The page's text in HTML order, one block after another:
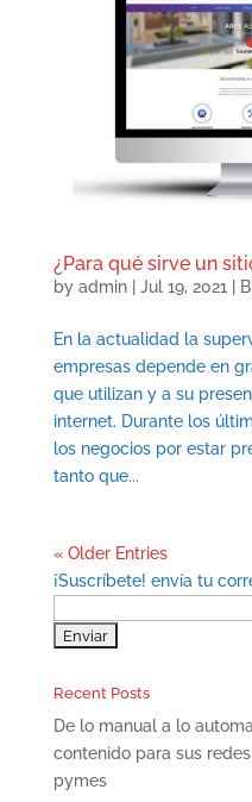
¿Para qué sirve un
by admin| Jul 19, 2021
En la actualidad la
empresas depende en
que utilizan y a su
internet. Durante los
los negocios por estar
tanto que...
« Older Entries
¡Suscríbete! envía tu
Recent Posts
De lo manual a lo
contenido para sus
pymes